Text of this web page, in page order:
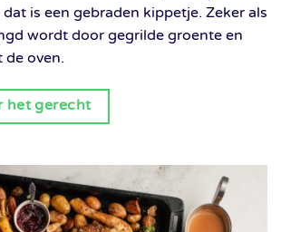
is een gebraden kippetje. Zeker als
wordt door gegrilde groente en
de oven.
het gerecht